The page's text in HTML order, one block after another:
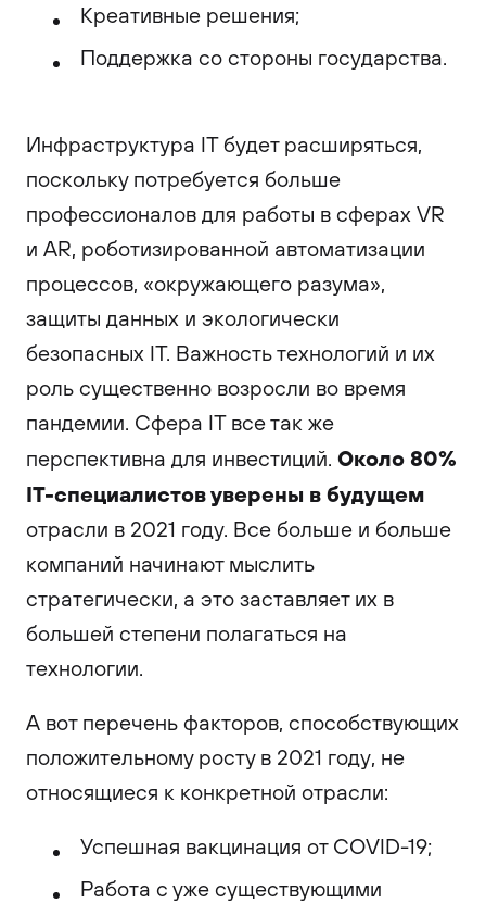
Креативные решения;
Поддержка со стороны государства.
Инфраструктура IT будет расширяться,
поскольку потребуется больше
профессионалов для работы в сферах VR
и AR, роботизированной автоматизации
процессов, «окружающего разума»,
защиты данных и экологически
безопасных IT. Важность технологий и их
роль существенно возросли во время
пандемии. Сфера IT все так же
перспективна для инвестиций. Около 80%
IT-специалистов уверены в будущем
отрасли в 2021 году. Все больше и больше
компаний начинают мыслить
стратегически, а это заставляет их в
большей степени полагаться на
технологии.
А вот перечень факторов, способствующих
положительному росту в 2021 году, не
относящиеся к конкретной отрасли:
Успешная вакцинация от COVID-19;
Работа с уже существующими